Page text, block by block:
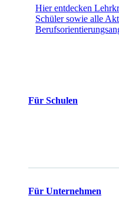
Hier entdecken
Schüler sowie alle
Für Schulen
Für Unternehmen